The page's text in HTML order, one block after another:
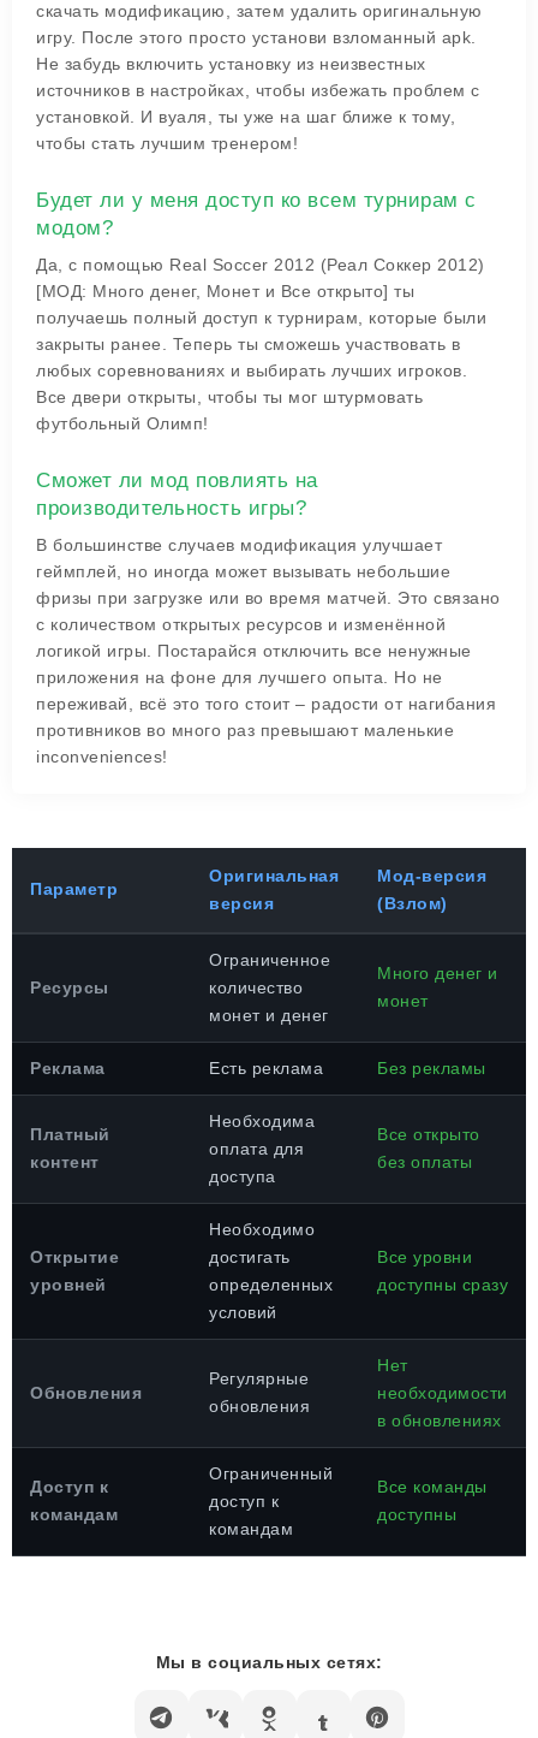
скачать модификацию, затем удалить оригинальную
игру. После этого просто установи взломанный apk.
Не забудь включить установку из неизвестных
источников в настройках, чтобы избежать проблем с
установкой. И вуаля, ты уже на шаг ближе к тому,
чтобы стать лучшим тренером!
Будет ли у меня доступ ко всем турнирам с
модом?
Да, с помощью Real Soccer 2012 (Реал Соккер 2012)
[МОД: Много денег, Монет и Все открыто] ты
получаешь полный доступ к турнирам, которые были
закрыты ранее. Теперь ты сможешь участвовать в
любых соревнованиях и выбирать лучших игроков.
Все двери открыты, чтобы ты мог штурмовать
футбольный Олимп!
Сможет ли мод повлиять на
производительность игры?
В большинстве случаев модификация улучшает
геймплей, но иногда может вызывать небольшие
фризы при загрузке или во время матчей. Это связано
с количеством открытых ресурсов и изменённой
логикой игры. Постарайся отключить все ненужные
приложения на фоне для лучшего опыта. Но не
переживай, всё это того стоит – радости от нагибания
противников во много раз превышают маленькие
inconveniences!
Параметр
Оригинальная
версия
Мод-версия
(Взлом)
Ресурсы
Ограниченное
количество
монет и денег
Много денег и
монет
Реклама Есть реклама Без рекламы
Платный
контент
Необходима
оплата для
доступа
Все открыто
без оплаты
Открытие
уровней
Необходимо
достигать
определенных
условий
Все уровни
доступны сразу
Обновления
Регулярные
обновления
Нет
необходимости
в обновлениях
Доступ к
командам
Ограниченный
доступ к
командам
Все команды
доступны
Мы в социальных сетях: